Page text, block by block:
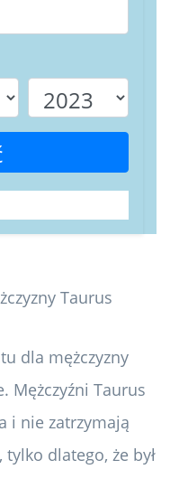
dla mężczyzny
Mężczyźni Taurus
i nie zatrzymają
dlatego, że był